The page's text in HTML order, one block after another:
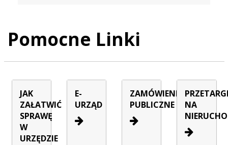
Pomocne Linki
JAK
ZAŁATWIĆ
SPRAWĘ
W
URZĘDZIE
E-
URZĄD
ZAMÓWIENIA
PUBLICZNE
NA